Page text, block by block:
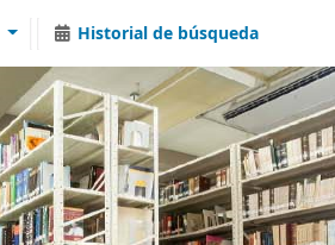
Historial de búsqueda